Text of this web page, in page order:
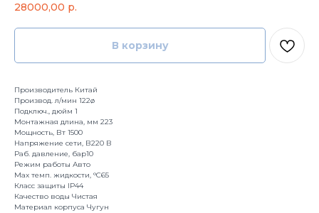
28000,00 р.
В корзину
Производитель Китай
Производ. л/мин 122ø
Подключ., дюйм 1
Монтажная длина, мм 223
Мощность, Вт 1500
Напряжение сети, В220 В
Раб. давление, бар10
Режим работы Авто
Max темп. жидкости, °С65
Класс защиты IP44
Качество воды Чистая
Материал корпуса Чугун